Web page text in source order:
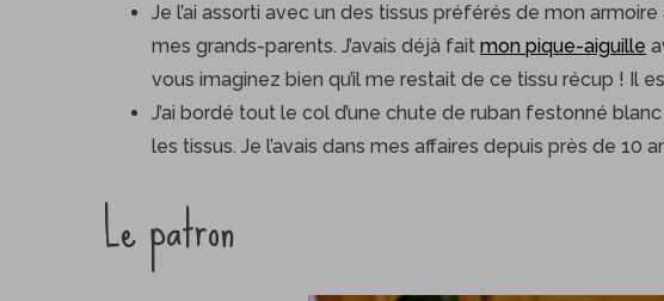
Je l’ai assorti avec un des tissus préférés de mon
mes grands-parents. J’avais déjà fait mon pique-aiguille
vous imaginez bien qu’il me restait de ce tissu récup ! Il
J’ai bordé tout le col d’une chute de ruban festonné
les tissus. Je l’avais dans mes affaires depuis près de 10
Le patron